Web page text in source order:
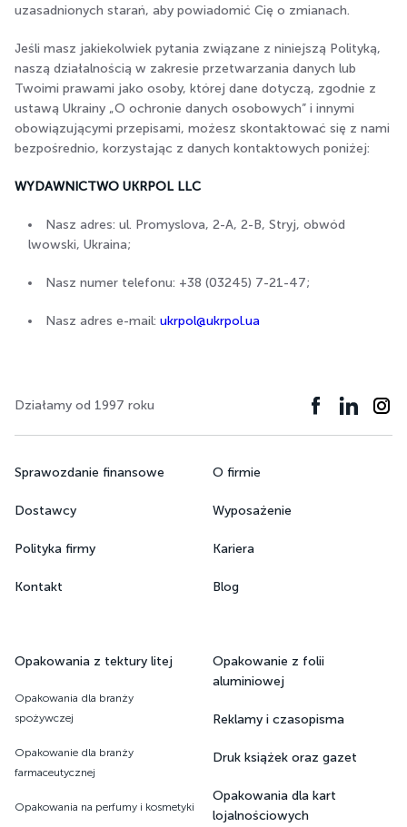
uzasadnionych starań, aby powiadomić Cię o zmianach.
Jeśli masz jakiekolwiek pytania związane z niniejszą Polityką,
naszą działalnością w zakresie przetwarzania danych lub
Twoimi prawami jako osoby, której dane dotyczą, zgodnie z
ustawą Ukrainy „O ochronie danych osobowych” i innymi
obowiązującymi przepisami, możesz skontaktować się z nami
bezpośrednio, korzystając z danych kontaktowych poniżej:
WYDAWNICTWO UKRPOL LLC
Nasz adres: ul. Promyslova, 2-A, 2-B, Stryj, obwód
lwowski, Ukraina;
Nasz numer telefonu: +38 (03245) 7-21-47;
Nasz adres e-mail: ukrpol@ukrpol.ua
Działamy od 1997 roku
Sprawozdanie finansowe
Dostawcy
Polityka firmy
Kontakt
O firmie
Wyposażenie
Kariera
Blog
Opakowania z tektury litej
Opakowania dla branży
spożywczej
Opakowanie dla branży
farmaceutycznej
Opakowania na perfumy i kosmetyki
Opakowanie z folii
aluminiowej
Reklamy i czasopisma
Druk książek oraz gazet ​​​​​​​
Opakowania dla kart
lojalnościowych